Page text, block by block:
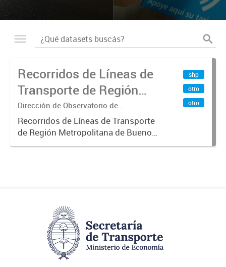
Recorridos de Líneas de
Transporte de Región
Metropolitana de
Buenos Aires (RMBA)
Dirección de Observatorio de
Transporte, Estudio y Sistemas
Recorridos de Líneas de Transporte
de Región Metropolitana de Buenos
Aires (RMBA).-
shp
otro
otro